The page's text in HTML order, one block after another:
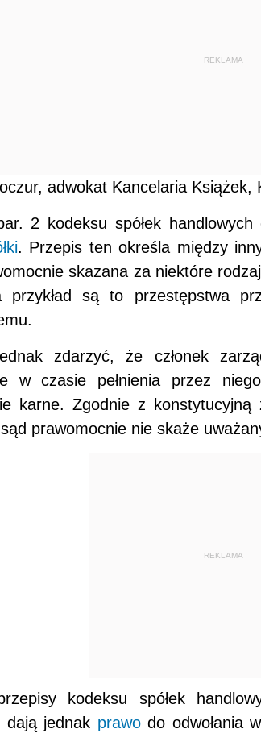
REKLAMA
adwokat Kancelaria Książek,
2 kodeksu spółek
. Przepis ten określa między
skazana za niektóre
przykład są to przestępstwa
zdarzyć, że członek
w czasie pełnienia przez
karne. Zgodnie z
prawomocnie nie skaże
REKLAMA
kodeksu spółek
dają jednak prawodo odwołania